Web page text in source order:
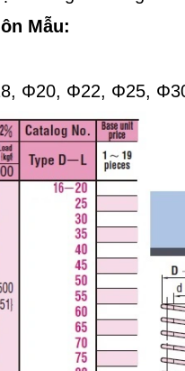
Mẫu:
Φ20, Φ22, Φ25,